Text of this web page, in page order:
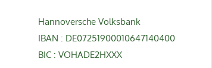
Hannoversche Volksbank
IBAN : DE07251900010647140400
BIC : VOHADE2HXXX